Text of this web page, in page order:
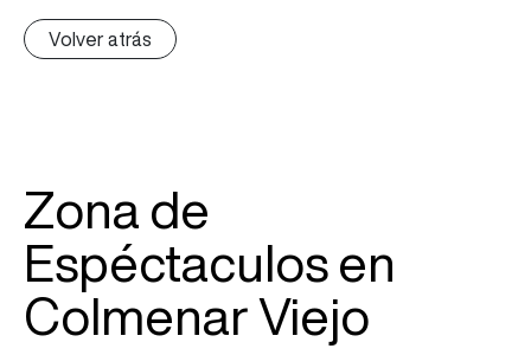
Volver atrás
Zona de
Espéctaculos en
Colmenar Viejo